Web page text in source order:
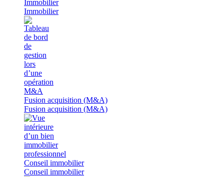
Immobilier
Immobilier
Fusion acquisition (M&A)
Fusion acquisition (M&A)
Conseil immobilier
Conseil immobilier